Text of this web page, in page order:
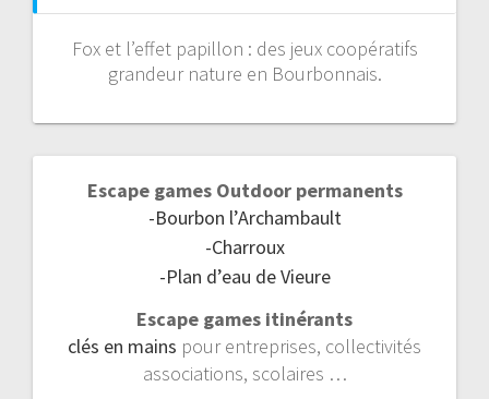
Fox et l’effet papillon : des jeux coopératifs
grandeur nature en Bourbonnais.
Escape games Outdoor permanents
-Bourbon l’Archambault
-Charroux
-Plan d’eau de Vieure
Escape games itinérants
clés en mains pour entreprises, collectivités
associations, scolaires …